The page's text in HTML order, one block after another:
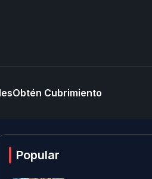
Obtén Cubrimiento
Popular